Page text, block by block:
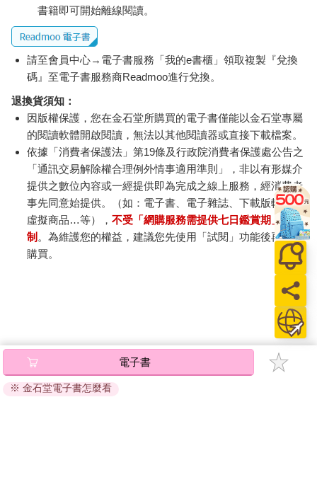
書籍即可開始離線閱讀。
請至會員中心→電子書服務「我的e書櫃」領取複製『兌換
碼』至電子書服務商Readmoo進行兌換。
退換貨須知：
因版權保護，您在金石堂所購買的電子書僅能以金石堂專屬
的閱讀軟體開啟閱讀，無法以其他閱讀器或直接下載檔案。
依據「消費者保護法」第19條及行政院消費者保護處公告之
「通訊交易解除權合理例外情事適用準則」，非以有形媒介
提供之數位內容或一經提供即為完成之線上服務，經消費者
事先同意始提供。（如：電子書、電子雜誌、下載版軟體、
虛擬商品…等），不受「網購服務需提供七日鑑賞期」的限
制 。為維護您的權益，建議您先使用「試閱」功能後再付款
購買。
電子書
※ 金石堂電子書怎麼看